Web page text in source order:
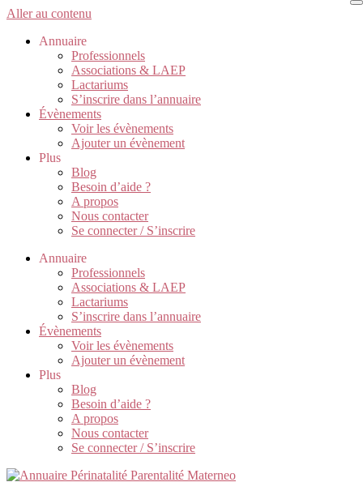
Aller au contenu
Annuaire
Professionnels
Associations & LAEP
Lactariums
S’inscrire dans l’annuaire
Évènements
Voir les évènements
Ajouter un évènement
Plus
Blog
Besoin d’aide ?
A propos
Nous contacter
Se connecter / S’inscrire
Annuaire
Professionnels
Associations & LAEP
Lactariums
S’inscrire dans l’annuaire
Évènements
Voir les évènements
Ajouter un évènement
Plus
Blog
Besoin d’aide ?
A propos
Nous contacter
Se connecter / S’inscrire